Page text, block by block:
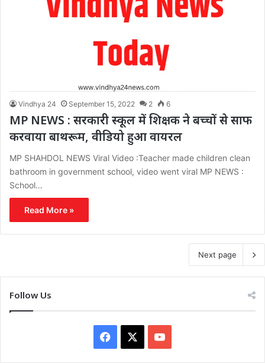
Vindhya 24 September 15, 2022 2 6
MP NEWS : सरकारी स्कूल में शिक्षक ने बच्चों से साफ
करवाया बाथरूम, वीडियो हुआ वायरल
MP SHAHDOL NEWS Viral Video :Teacher made children clean
bathroom in government school, video went viral MP NEWS :
School…
Read More »
Next page
Follow Us
Facebook YouTube